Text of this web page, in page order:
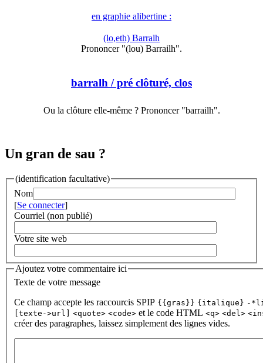
en graphie alibertine :
(lo,eth) Barralh
Prononcer "(lou) Barrailh".
barralh / pré clôturé, clos
Ou la clôture elle-même ? Prononcer "barrailh".
Un gran de sau ?
(identification facultative)
Nom
[Se connecter]
Courriel (non publié)
Votre site web
Ajoutez votre commentaire ici
Texte de votre message
Ce champ accepte les raccourcis SPIP {{gras}} {italique} -
[texte->url]
<quote> <code> et le code HTML <q> <del>
créer des paragraphes, laissez simplement des lignes vides.